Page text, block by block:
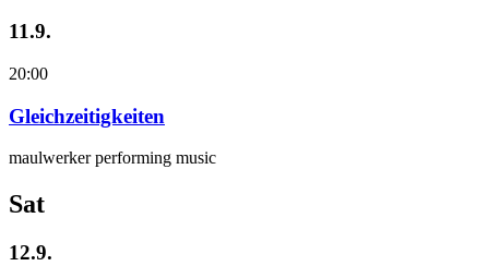
11.9.
20:00
Gleichzeitigkeiten
maulwerker performing music
Sat
12.9.